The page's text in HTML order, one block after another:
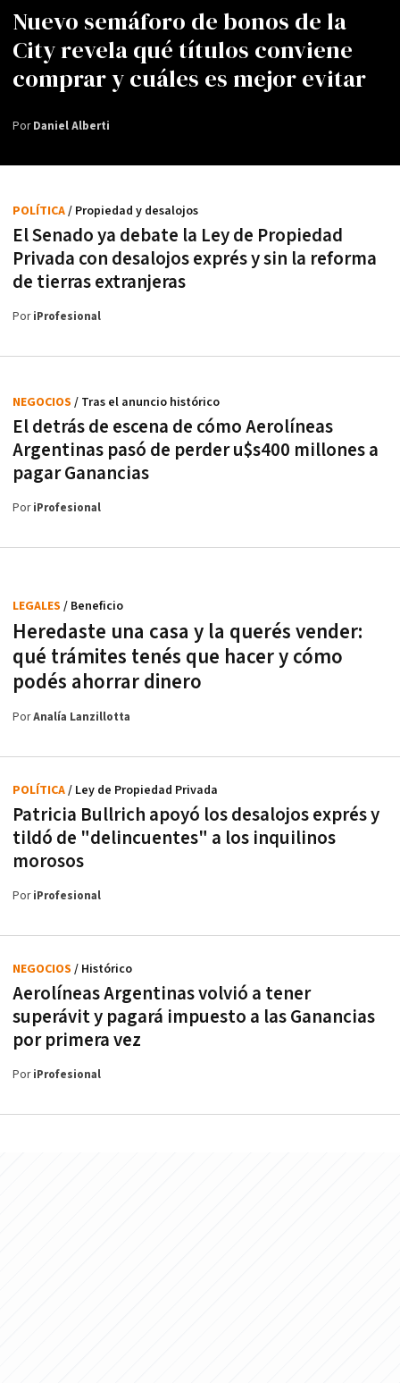
Nuevo semáforo de bonos de la
City revela qué títulos conviene
comprar y cuáles es mejor evitar
PorDaniel Alberti
El Senado ya debate la Ley de Propiedad
Privada con desalojos exprés y sin la reforma
de tierras extranjeras
POLÍTICA/ Propiedad y desalojos
PoriProfesional
El detrás de escena de cómo Aerolíneas
Argentinas pasó de perder u$s400 millones a
pagar Ganancias
NEGOCIOS / Tras el anuncio histórico
PoriProfesional
Heredaste una casa y la querés vender:
qué trámites tenés que hacer y cómo
podés ahorrar dinero
LEGALES / Beneficio
PorAnalía Lanzillotta
Patricia Bullrich apoyó los desalojos exprés y
tildó de "delincuentes" a los inquilinos
morosos
POLÍTICA/ Ley de Propiedad Privada
PoriProfesional
Aerolíneas Argentinas volvió a tener
superávit y pagará impuesto a las Ganancias
por primera vez
NEGOCIOS / Histórico
PoriProfesional